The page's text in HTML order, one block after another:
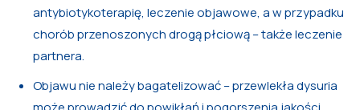
antybiotykoterapię, leczenie objawowe, a w przypadku
chorób przenoszonych drogą płciową – także leczenie
partnera.
Objawu nie należy bagatelizować – przewlekła dysuria